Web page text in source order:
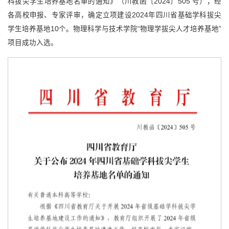
各高校申报、专家评审，确定立项建设2024年四川省基础学科拔尖
学生培养基地10个。物理科学与技术学院“物理学拔尖人才培养基地”
项目成功入选。